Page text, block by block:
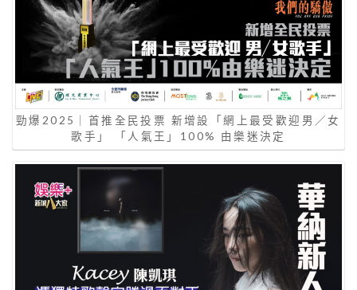
勁爆2025｜首推全民投票 新增設「網上最受歡迎男／女
歌手」 「人氣王」100% 由樂迷決定